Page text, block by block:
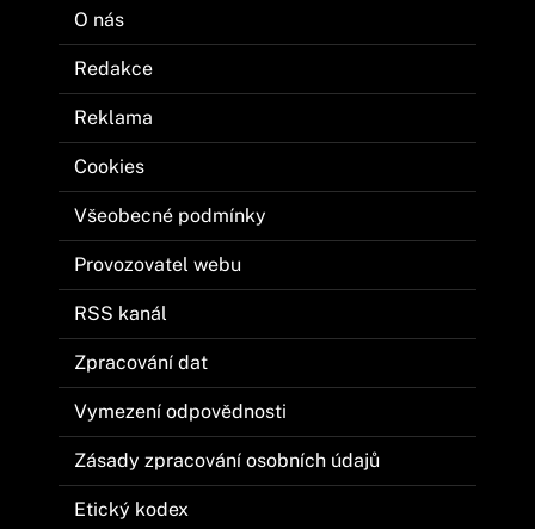
O nás
Redakce
Reklama
Cookies
Všeobecné podmínky
Provozovatel webu
RSS kanál
Zpracování dat
Vymezení odpovědnosti
Zásady zpracování osobních údajů
Etický kodex